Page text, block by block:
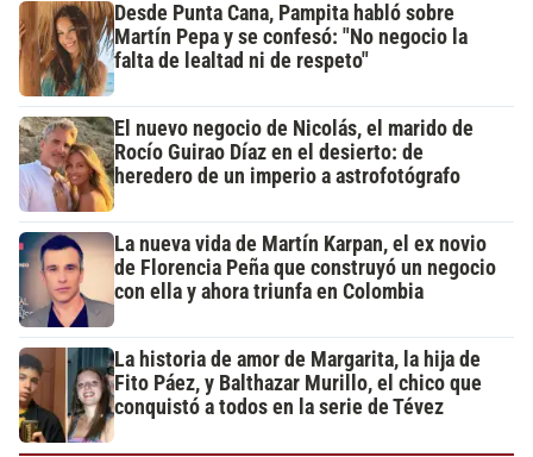
Desde Punta Cana, Pampita habló sobre
Martín Pepa y se confesó: "No negocio la
falta de lealtad ni de respeto"
El nuevo negocio de Nicolás, el marido de
Rocío Guirao Díaz en el desierto: de
heredero de un imperio a astrofotógrafo
La nueva vida de Martín Karpan, el ex novio
de Florencia Peña que construyó un negocio
con ella y ahora triunfa en Colombia
La historia de amor de Margarita, la hija de
Fito Páez, y Balthazar Murillo, el chico que
conquistó a todos en la serie de Tévez